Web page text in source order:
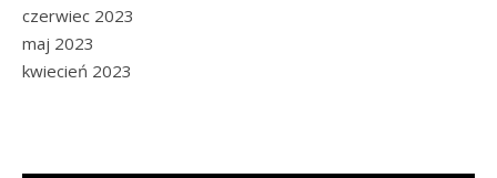
czerwiec 2023
maj 2023
kwiecień 2023